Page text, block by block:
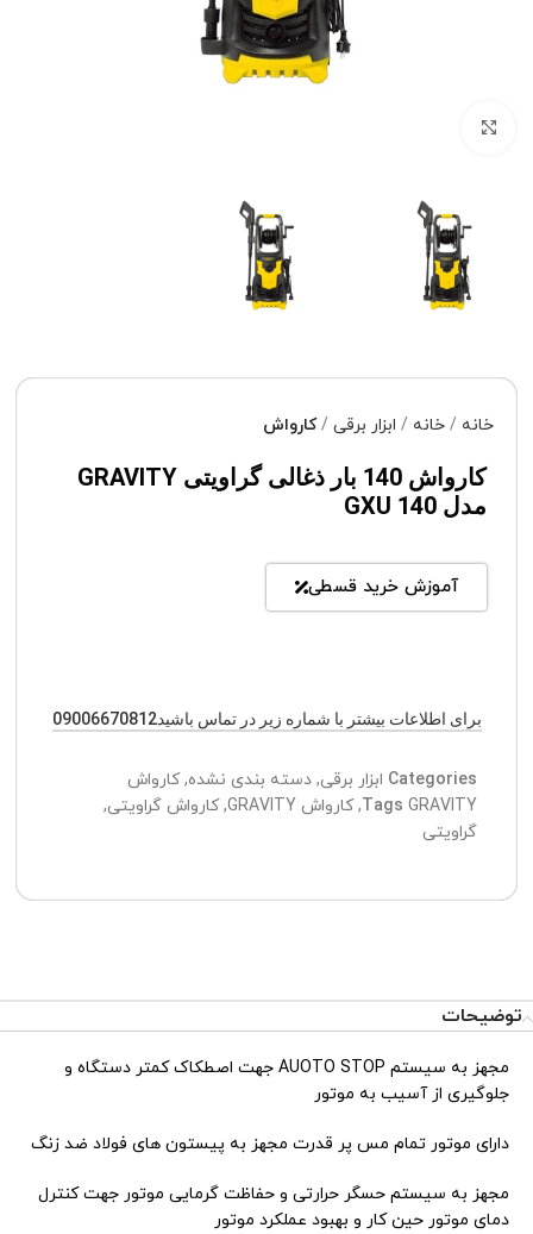
خانه خانه ابزار برقی کارواش
کارواش 140 بار ذغالی گراویتی GRAVITY
مدل GXU 140
آموزش خرید قسطی
برای اطلاعات بیشتر با شماره زیر در تماس باشید09006670812
Categories ابزار برقی, دسته بندی نشده,کارواش
Tags GRAVITY
,کارواش GRAVITY ,کارواش گراویتی,
گراویتی
توضیحات
مجهز به سیستم AUOTO STOP جهت اصطکاک کمتر دستگاه و
جلوگیری از آسیب به موتور
دارای موتور تمام مس پر قدرت مجهز به پیستون های فولاد ضد زنگ
مجهز به سیستم حسگر حرارتی و حفاظت گرمایی موتور جهت کنترل
دمای موتور حین کار و بهبود عملکرد موتور